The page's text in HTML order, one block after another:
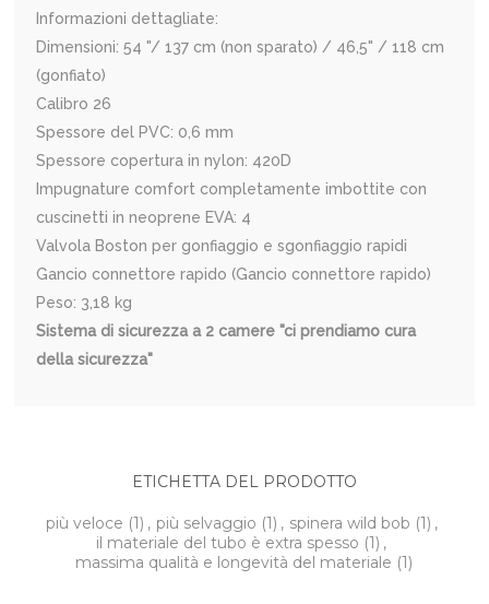
Informazioni dettagliate:
Dimensioni: 54 "/ 137 cm (non sparato) / 46,5" / 118 cm
(gonfiato)
Calibro 26
Spessore del PVC: 0,6 mm
Spessore copertura in nylon: 420D
Impugnature comfort completamente imbottite con
cuscinetti in neoprene EVA: 4
Valvola Boston per gonfiaggio e sgonfiaggio rapidi
Gancio connettore rapido (Gancio connettore rapido)
Peso: 3,18 kg
Sistema di sicurezza a 2 camere "ci prendiamo cura
della sicurezza"
ETICHETTA DEL PRODOTTO
più veloce (1) , più selvaggio (1) , spinera wild bob (1) ,
il materiale del tubo è extra spesso (1) ,
massima qualità e longevità del materiale (1)